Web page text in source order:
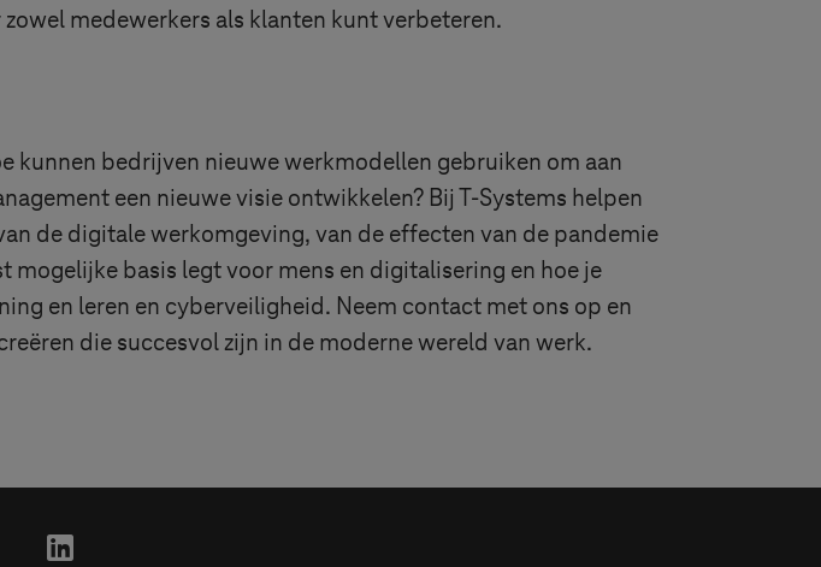
medewerkers als klanten kunt verbeteren.
kunnen bedrijven nieuwe werkmodellen gebruiken om aan
een nieuwe visie ontwikkelen? Bij T-Systems helpen
de digitale werkomgeving, van de effecten van de pandemie
mogelijke basis legt voor mens en digitalisering en hoe je
en leren en cyberveiligheid. Neem contact met ons op en
die succesvol zijn in de moderne wereld van werk.